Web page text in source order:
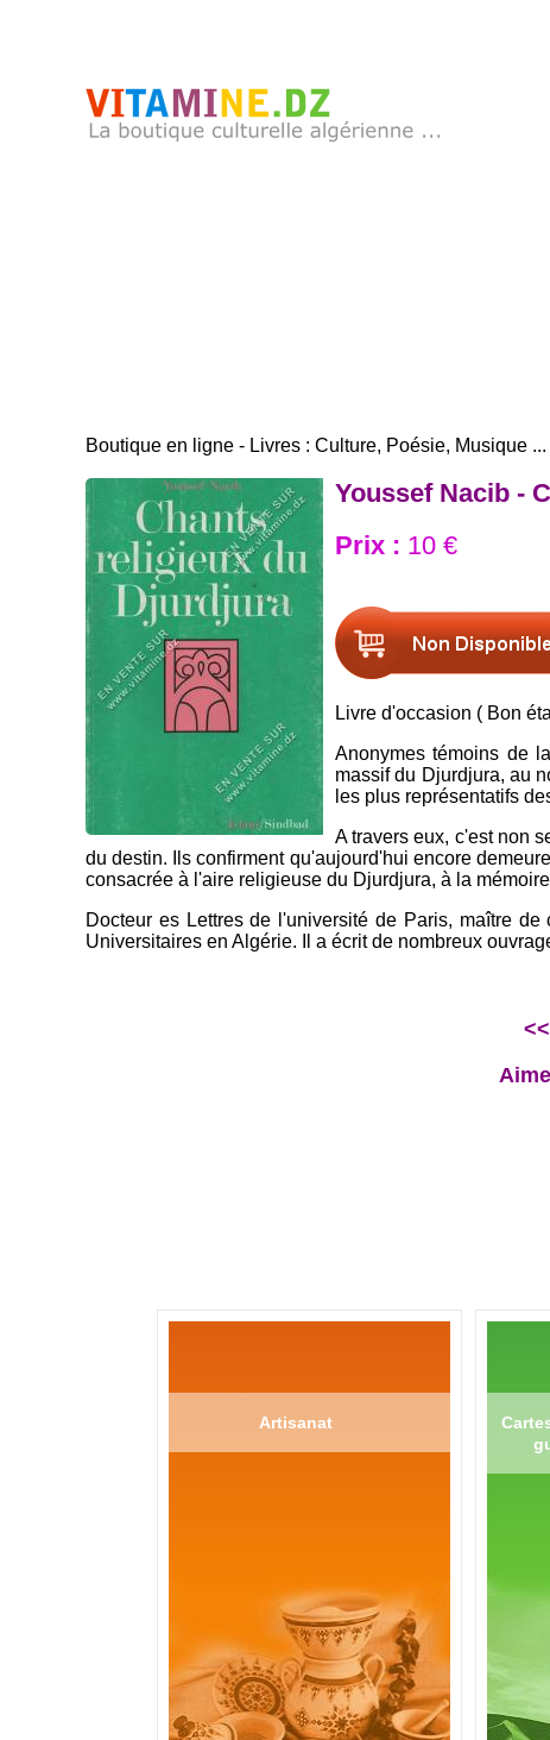
Boutique en ligne - Livres : Culture, Poésie, Musique ...
Youssef Nacib -
Prix : 10 €
Livre d'occasion ( Bon
Anonymes témoins de
massif du Djurdjura, au
les plus représentatifs
A travers eux, c'est non
du destin. Ils confirment qu'aujourd'hui encore
consacrée à l'aire religieuse du Djurdjura, à la
Docteur es Lettres de l'université de Paris, maître
Universitaires en Algérie. Il a écrit de nombreux
Artisanat